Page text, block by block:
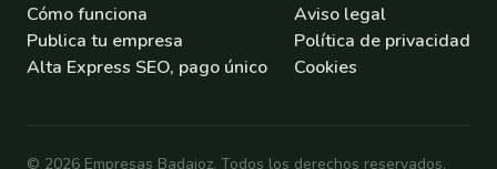
Cómo funciona
Publica tu empresa
Alta Express SEO, pago único
Aviso legal
Política de privacidad
Cookies
© 2026 Empresas Badajoz. Todos los derechos reservados.